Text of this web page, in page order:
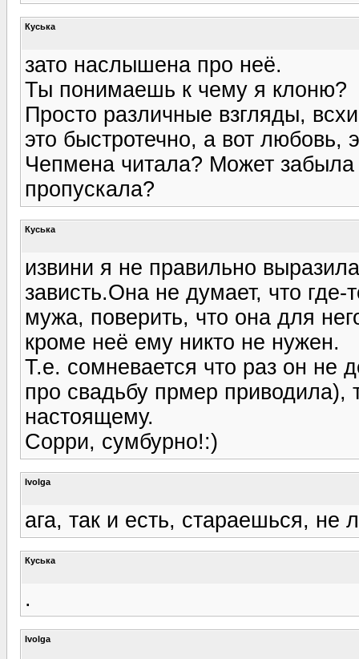
Куська
зато наслышена про неё.
Ты понимаешь к чему я клоню?
Просто различные взгляды,
это быстротечно, а вот любовь,
Чепмена читала? Может
пропускала?
Куська
извини я не правильно
зависть.Она не думает, что
мужа, поверить, что она для
кроме неё ему никто не нужен.
Т.е. сомневается что раз он не
про свадьбу прмер
настоящему.
Сорри, сумбурно!:)
Ivolga
ага, так и есть, стараешься, не
Куська
.
Ivolga